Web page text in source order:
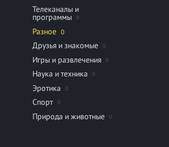
Телеканалы и
программы
0
Разное 0
Друзья и знакомые 0
Игры и развлечения 0
Наука и техника 0
Эротика 0
Спорт 0
Природа и животные 0